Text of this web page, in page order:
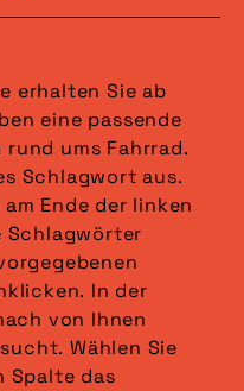
erhalten Sie ab
eine passende
ums Fahrrad.
Schlagwort aus.
Ende der linken
Schlagwörter
In der
von Ihnen
Wählen Sie
Spalte das